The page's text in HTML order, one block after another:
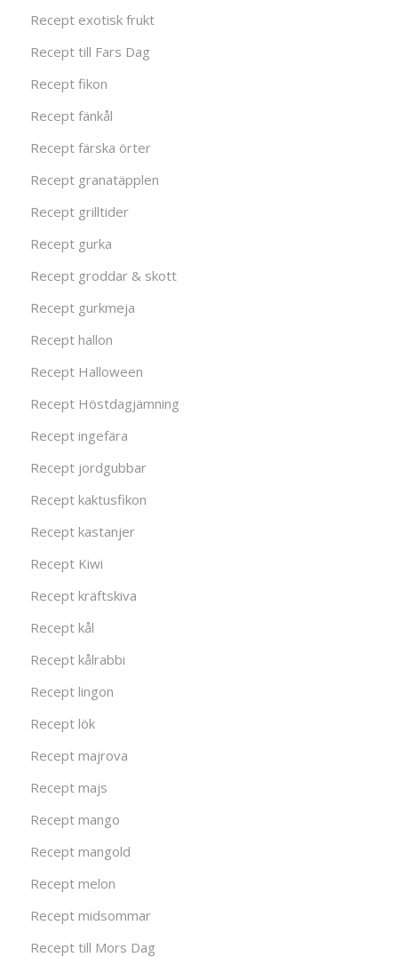
Recept exotisk frukt
Recept till Fars Dag
Recept fikon
Recept fänkål
Recept färska örter
Recept granatäpplen
Recept grilltider
Recept gurka
Recept groddar & skott
Recept gurkmeja
Recept hallon
Recept Halloween
Recept Höstdagjämning
Recept ingefära
Recept jordgubbar
Recept kaktusfikon
Recept kastanjer
Recept Kiwi
Recept kräftskiva
Recept kål
Recept kålrabbi
Recept lingon
Recept lök
Recept majrova
Recept majs
Recept mango
Recept mangold
Recept melon
Recept midsommar
Recept till Mors Dag